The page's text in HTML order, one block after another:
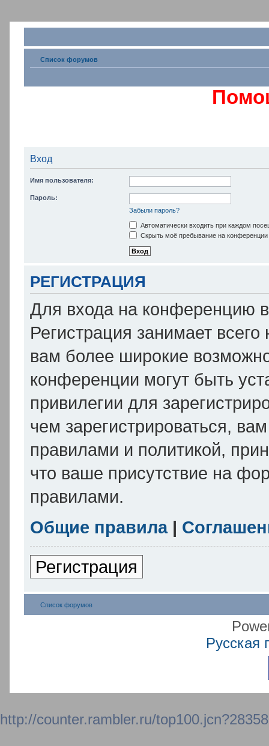
Список форумов
Вход
Имя пользователя:
Пароль:
Забыли пароль?
Автоматически входить при каждом
Скрыть моё пребывание на конференции
РЕГИСТРАЦИЯ
Для входа на конференцию
Регистрация занимает
вам более широкие
конференции могут быть
привилегии для
чем зарегистрироваться,
правилами и политикой,
что ваше присутствие на
правилами.
Общие правила|
Регистрация
Список форумов
Русская
http://counter.rambler.ru/